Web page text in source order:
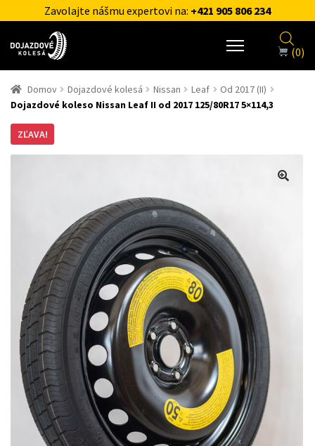
Zavolajte nášmu expertovi na: +421 905 806 234
(0)
Domov Dojazdové kolesá Nissan Leaf
Od 2017 (II)
Dojazdové koleso Nissan Leaf II od 2017 125/80R17 5×114,3
ZĽAVA!